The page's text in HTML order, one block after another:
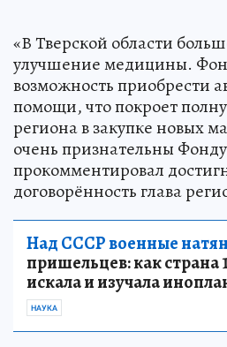
«В Тверской области
улучшение медицины.
возможность приобрести
помощи, что покроет
региона в закупке новых
очень признательны
прокомментировал
договорённость глава
Над СССР военные
пришельцев: как страна
искала и изучала
НАУКА